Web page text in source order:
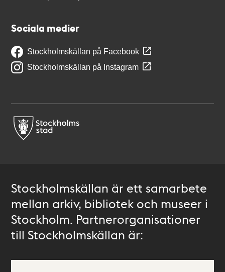
Sociala medier
Stockholmskällan på Facebook
Stockholmskällan på Instagram
Stockholmskällan är ett samarbete
mellan arkiv, bibliotek och museer i
Stockholm. Partnerorganisationer
till Stockholmskällan är: